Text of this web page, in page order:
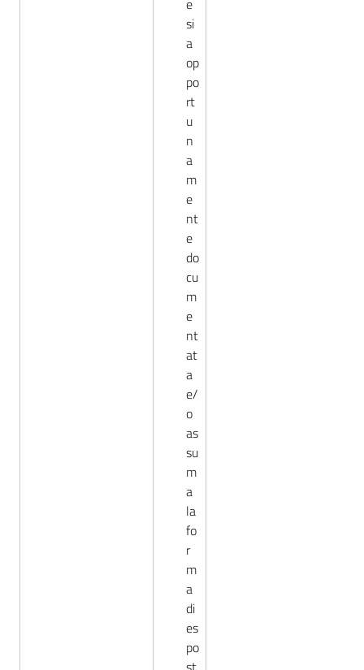
e
si
a
op
po
rt
u
n
a
m
e
nt
e
do
cu
m
e
nt
at
a
e/
o
as
su
m
a
la
fo
r
m
a
di
es
po